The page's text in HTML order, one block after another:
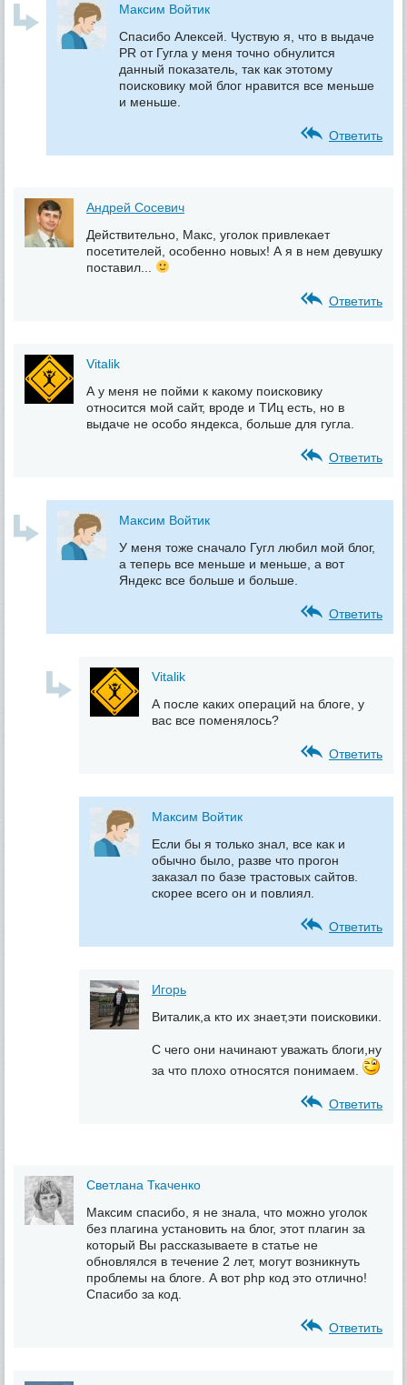
Максим Войтик
Спасибо Алексей. Чуствую я, что в выдаче
PR от Гугла у меня точно обнулится
данный показатель, так как этотому
поисковику мой блог нравится все меньше
и меньше.
Ответить
Андрей Сосевич
Действительно, Макс, уголок привлекает
посетителей, особенно новых! А я в нем девушку
поставил...
Ответить
Vitalik
А у меня не пойми к какому поисковику
относится мой сайт, вроде и ТИц есть, но в
выдаче не особо яндекса, больше для гугла.
Ответить
Максим Войтик
У меня тоже сначало Гугл любил мой блог,
а теперь все меньше и меньше, а вот
Яндекс все больше и больше.
Ответить
Vitalik
А после каких операций на блоге, у
вас все поменялось?
Ответить
Максим Войтик
Если бы я только знал, все как и
обычно было, разве что прогон
заказал по базе трастовых сайтов.
скорее всего он и повлиял.
Ответить
Игорь
Виталик,а кто их знает,эти поисковики.
С чего они начинают уважать блоги,ну
за что плохо относятся понимаем.
Ответить
Светлана Ткаченко
Максим спасибо, я не знала, что можно уголок
без плагина установить на блог, этот плагин за
который Вы рассказываете в статье не
обновлялся в течение 2 лет, могут возникнуть
проблемы на блоге. А вот php код это отлично!
Спасибо за код.
Ответить